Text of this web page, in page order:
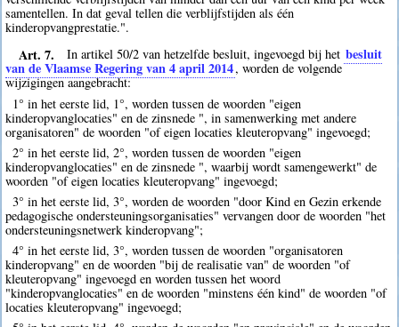
samentellen. In dat geval tellen die verblijfstijden als één
kinderopvangprestatie.".
Art. 7. In artikel 50/2 van hetzelfde besluit, ingevoegd bij het besluit
van de Vlaamse Regering van 4 april 2014, worden de volgende
wijzigingen aangebracht:
1° in het eerste lid, 1°, worden tussen de woorden "eigen
kinderopvanglocaties" en de zinsnede ", in samenwerking met andere
organisatoren" de woorden "of eigen locaties kleuteropvang" ingevoegd;
2° in het eerste lid, 2°, worden tussen de woorden "eigen
kinderopvanglocaties" en de zinsnede ", waarbij wordt samengewerkt" de
woorden "of eigen locaties kleuteropvang" ingevoegd;
3° in het eerste lid, 3°, worden de woorden "door Kind en Gezin erkende
pedagogische ondersteuningsorganisaties" vervangen door de woorden "het
ondersteuningsnetwerk kinderopvang";
4° in het eerste lid, 3°, worden tussen de woorden "organisatoren
kinderopvang" en de woorden "bij de realisatie van" de woorden "of
kleuteropvang" ingevoegd en worden tussen het woord
"kinderopvanglocaties" en de woorden "minstens één kind" de woorden "of
locaties kleuteropvang" ingevoegd;